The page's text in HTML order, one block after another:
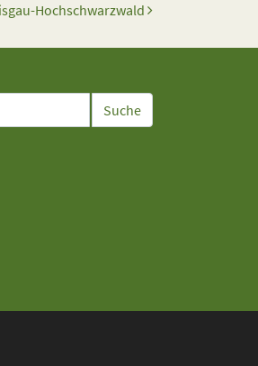
Hochschwarzwald